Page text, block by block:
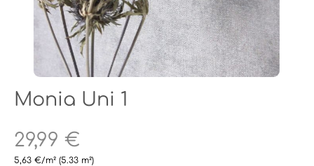
Monia Uni 1
29,99 €
5,63 €/m² (5.33 m²)